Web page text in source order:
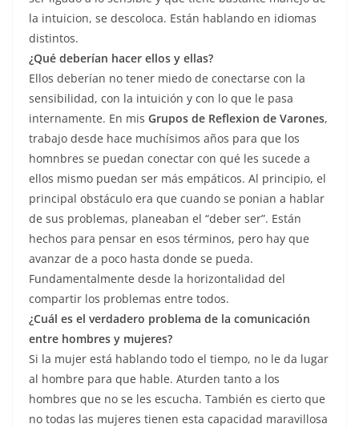
la intuicion, se descoloca. Están hablando en idiomas
distintos.
¿Qué deberían hacer ellos y ellas?
Ellos deberían no tener miedo de conectarse con la
sensibilidad, con la intuición y con lo que le pasa
internamente. En mis Grupos de Reflexion de Varones,
trabajo desde hace muchísimos años para que los
homnbres se puedan conectar con qué les sucede a
ellos mismo puedan ser más empáticos. Al principio, el
principal obstáculo era que cuando se ponian a hablar
de sus problemas, planeaban el “deber ser”. Están
hechos para pensar en esos términos, pero hay que
avanzar de a poco hasta donde se pueda.
Fundamentalmente desde la horizontalidad del
compartir los problemas entre todos.
¿Cuál es el verdadero problema de la comunicación
entre hombres y mujeres?
Si la mujer está hablando todo el tiempo, no le da lugar
al hombre para que hable. Aturden tanto a los
hombres que no se les escucha. También es cierto que
no todas las mujeres tienen esta capacidad maravillosa